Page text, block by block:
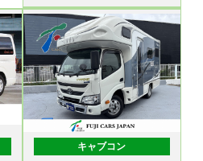
キャブコン